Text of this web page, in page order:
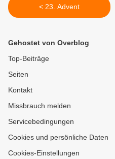
< 23. Advent
Gehostet von Overblog
Top-Beiträge
Seiten
Kontakt
Missbrauch melden
Servicebedingungen
Cookies und persönliche Daten
Cookies-Einstellungen